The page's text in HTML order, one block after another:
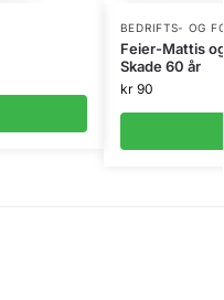
BEDRIFTS- OG
Feier-Mattis
Skade 60 år
kr90